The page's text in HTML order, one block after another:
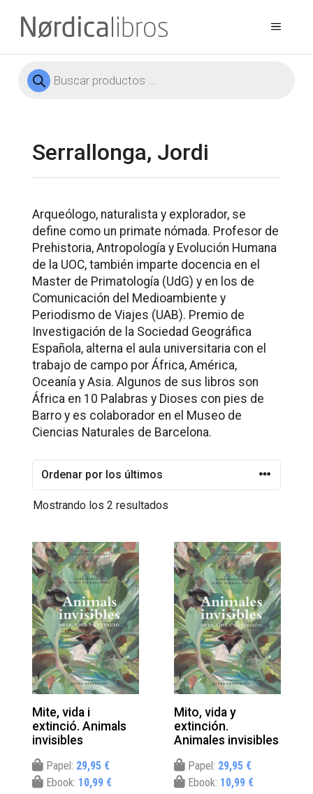
contenido
Menú
Búsqueda
de
Serrallonga, Jordi
Arqueólogo, naturalista y explorador, se
define como un primate nómada. Profesor de
Prehistoria, Antropología y Evolución Humana
de la UOC, también imparte docencia en el
Master de Primatología (UdG) y en los de
Comunicación del Medioambiente y
Periodismo de Viajes (UAB). Premio de
Investigación de la Sociedad Geográfica
Española, alterna el aula universitaria con el
trabajo de campo por África, América,
Oceanía y Asia. Algunos de sus libros son
África en 10 Palabras y Dioses con pies de
Barro y es colaborador en el Museo de
Ciencias Naturales de Barcelona.
Mostrando los 2 resultados
últimos
Mite, vida i
extinció. Animals
invisibles
Papel: 29,95 €
Ebook: 10,99 €
Mito, vida y
extinción.
Animales invisibles
Papel: 29,95 €
Ebook: 10,99 €